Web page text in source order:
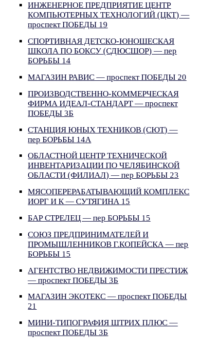
ИНЖЕНЕРНОЕ ПРЕДПРИЯТИЕ ЦЕНТР
КОМПЬЮТЕРНЫХ ТЕХНОЛОГИЙ (ЦКТ) —
проспект ПОБЕДЫ 19
СПОРТИВНАЯ ДЕТСКО-ЮНОШЕСКАЯ
ШКОЛА ПО БОКСУ (СДЮСШОР) — пер
БОРЬБЫ 14
МАГАЗИН РАВИС — проспект ПОБЕДЫ 20
ПРОИЗВОДСТВЕННО-КОММЕРЧЕСКАЯ
ФИРМА ИДЕАЛ-СТАНДАРТ — проспект
ПОБЕДЫ 3Б
СТАНЦИЯ ЮНЫХ ТЕХНИКОВ (СЮТ) —
пер БОРЬБЫ 14А
ОБЛАСТНОЙ ЦЕНТР ТЕХНИЧЕСКОЙ
ИНВЕНТАРИЗАЦИИ ПО ЧЕЛЯБИНСКОЙ
ОБЛАСТИ (ФИЛИАЛ) — пер БОРЬБЫ 23
МЯСОПЕРЕРАБАТЫВАЮЩИЙ КОМПЛЕКС
ИОРГ И К — СУТЯГИНА 15
БАР СТРЕЛЕЦ — пер БОРЬБЫ 15
СОЮЗ ПРЕДПРИНИМАТЕЛЕЙ И
ПРОМЫШЛЕННИКОВ Г.КОПЕЙСКА — пер
БОРЬБЫ 15
АГЕНТСТВО НЕДВИЖИМОСТИ ПРЕСТИЖ
— проспект ПОБЕДЫ 3Б
МАГАЗИН ЭКОТЕКС — проспект ПОБЕДЫ
21
МИНИ-ТИПОГРАФИЯ ШТРИХ ПЛЮС —
проспект ПОБЕДЫ 3Б